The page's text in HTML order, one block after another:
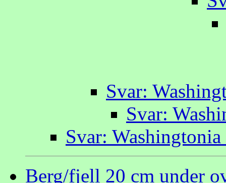
Svar:
Svar:
Svar: Washingtonia
Berg/fjell 20 cm under